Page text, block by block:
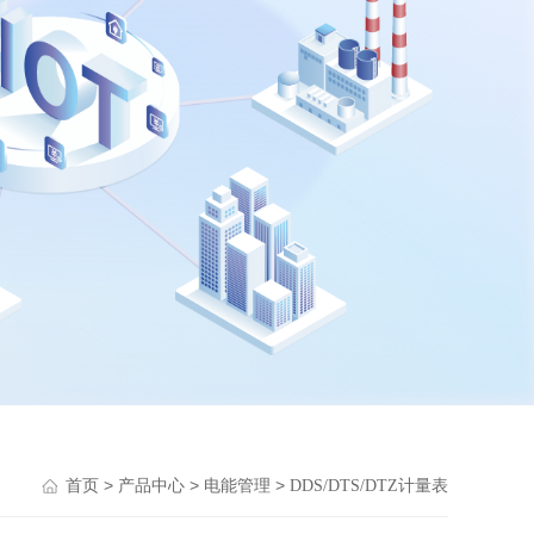
首页 > 产品中心 > 电能管理 > DDS/DTS/DTZ计量表